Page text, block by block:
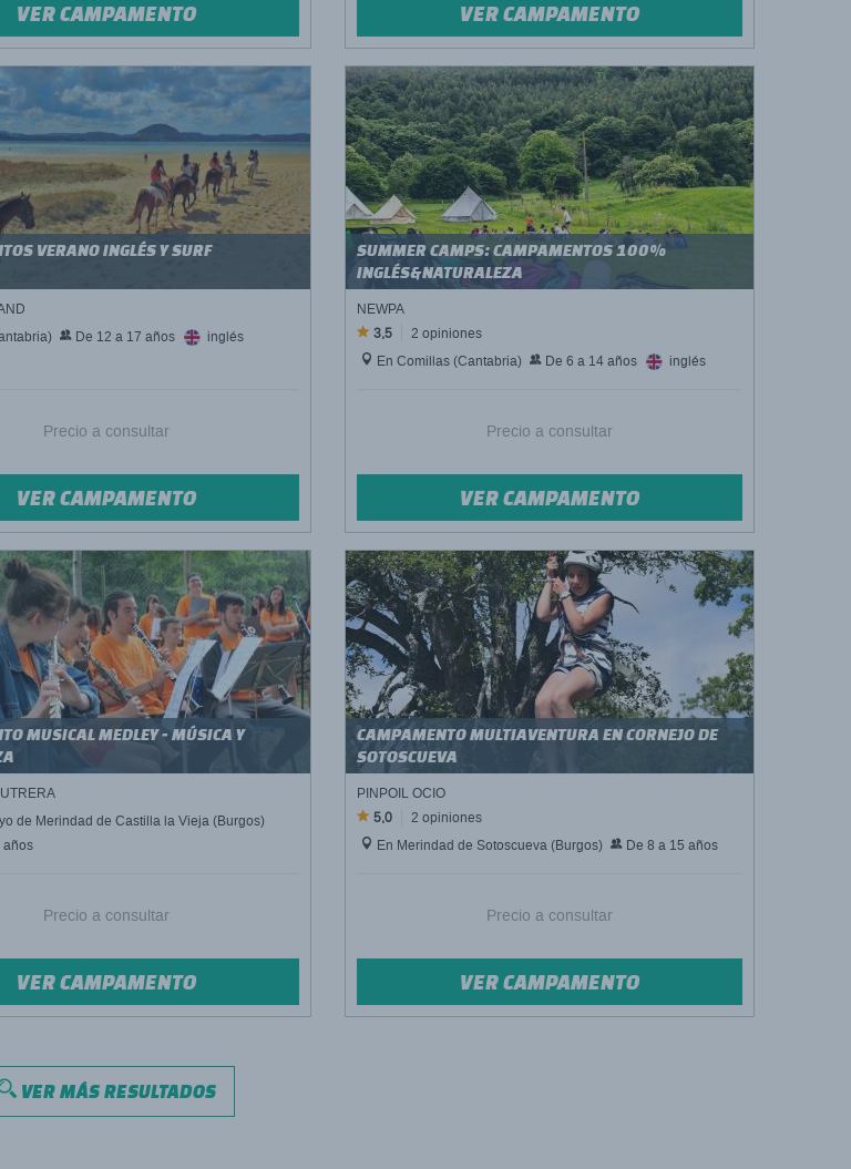
VER CAMPAMENTO VER CAMPAMENTO
VERANO INGLÉS Y SURF
De 12 a 17 años inglés
Precio a consultar
VER CAMPAMENTO
SUMMER CAMPS: CAMPAMENTOS 100%
INGLÉS&NATURALEZA
NEWPA
3,5
2 opiniones
En Comillas (Cantabria)
De 6 a 14 años inglés
Precio a consultar
VER CAMPAMENTO
MUSICAL MEDLEY - MÚSICA Y
de Merindad de Castilla la Vieja (Burgos)
años
Precio a consultar
VER CAMPAMENTO
CAMPAMENTO MULTIAVENTURA EN CORNEJO DE
SOTOSCUEVA
PINPOIL OCIO
5,0
2 opiniones
En Merindad de Sotoscueva (Burgos)
De 8 a 15 años
Precio a consultar
VER CAMPAMENTO
VER MÁS RESULTADOS